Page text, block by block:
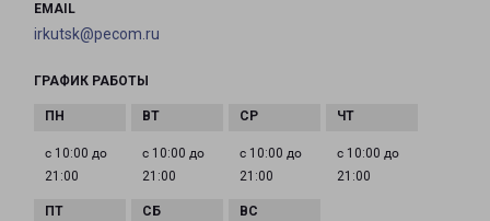
EMAIL
irkutsk@pecom.ru
ГРАФИК РАБОТЫ
с 10:00 до
21:00
с 10:00 до
21:00
с 10:00 до
21:00
с 10:00 до
21:00